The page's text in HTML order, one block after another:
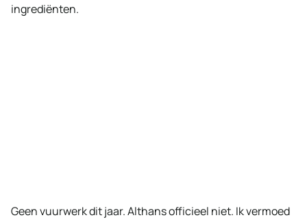
ingrediënten.
Geen vuurwerk dit jaar. Althans officieel niet. Ik vermoed